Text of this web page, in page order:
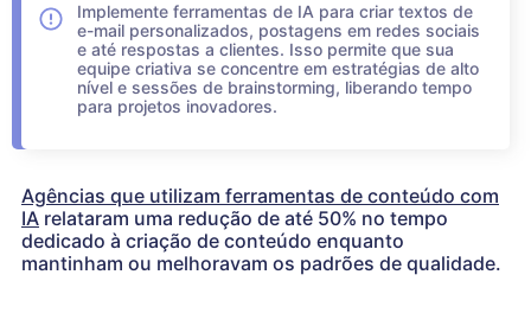
Implemente ferramentas de IA para criar textos de
e-mail personalizados, postagens em redes sociais
e até respostas a clientes. Isso permite que sua
equipe criativa se concentre em estratégias de alto
nível e sessões de brainstorming, liberando tempo
para projetos inovadores.
Agências que utilizam ferramentas de conteúdo com
IA relataram uma redução de até 50% no tempo
dedicado à criação de conteúdo enquanto
mantinham ou melhoravam os padrões de qualidade.